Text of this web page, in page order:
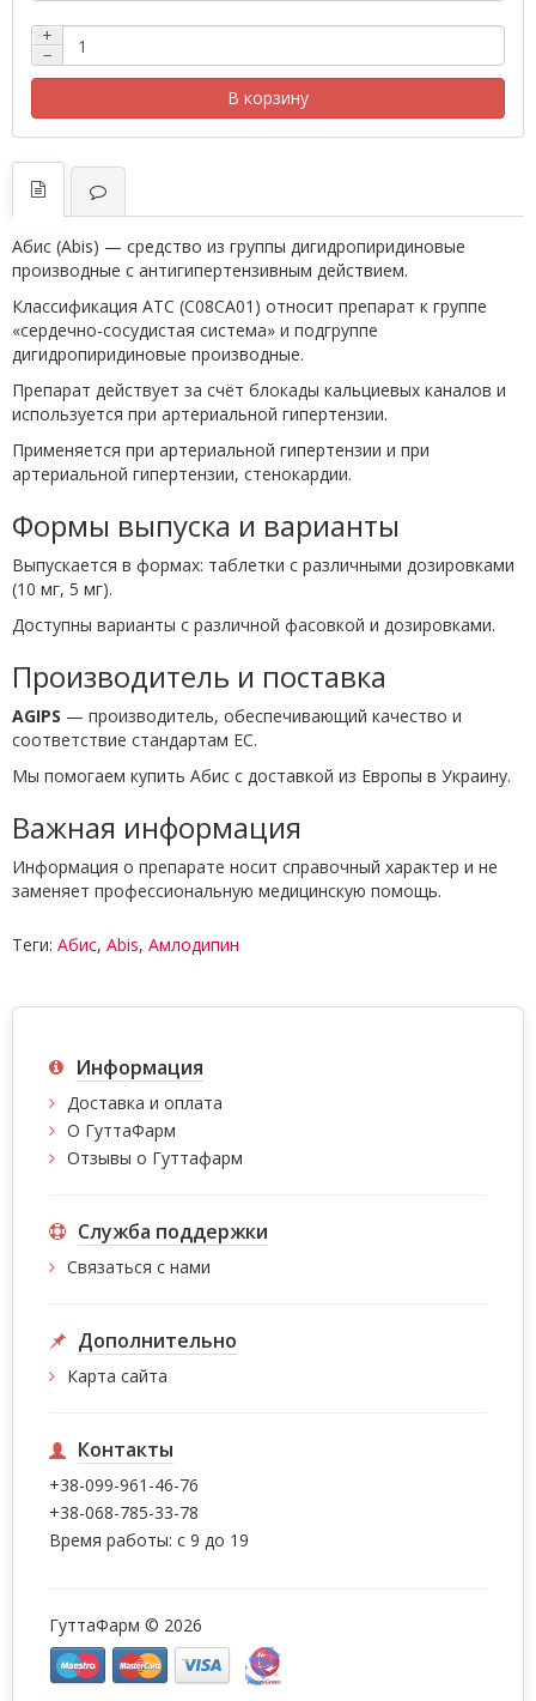
+
−
В корзину
Абис (Abis) — средство из группы дигидропиридиновые
производные с антигипертензивным действием.
Классификация ATC (C08CA01) относит препарат к группе
«сердечно-сосудистая система» и подгруппе
дигидропиридиновые производные.
Препарат действует за счёт блокады кальциевых каналов и
используется при артериальной гипертензии.
Применяется при артериальной гипертензии и при
артериальной гипертензии, стенокардии.
Формы выпуска и варианты
Выпускается в формах: таблетки с различными дозировками
(10 мг, 5 мг).
Доступны варианты с различной фасовкой и дозировками.
Производитель и поставка
AGIPS — производитель, обеспечивающий качество и
соответствие стандартам ЕС.
Мы помогаем купить Абис с доставкой из Европы в Украину.
Важная информация
Информация о препарате носит справочный характер и не
заменяет профессиональную медицинскую помощь.
Теги: Абис, Abis, Амлодипин
Информация
Доставка и оплата
О ГуттаФарм
Отзывы о Гуттафарм
Служба поддержки
Связаться с нами
Дополнительно
Карта сайта
Контакты
+38-099-961-46-76
+38-068-785-33-78
Время работы: с 9 до 19
ГуттаФарм © 2026